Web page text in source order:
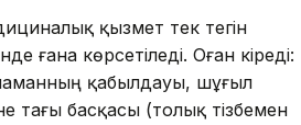
қызмет тек тегін
ғана көрсетіледі. Оған кіреді:
қабылдауы, шұғыл
тағы басқасы (толық тізбемен